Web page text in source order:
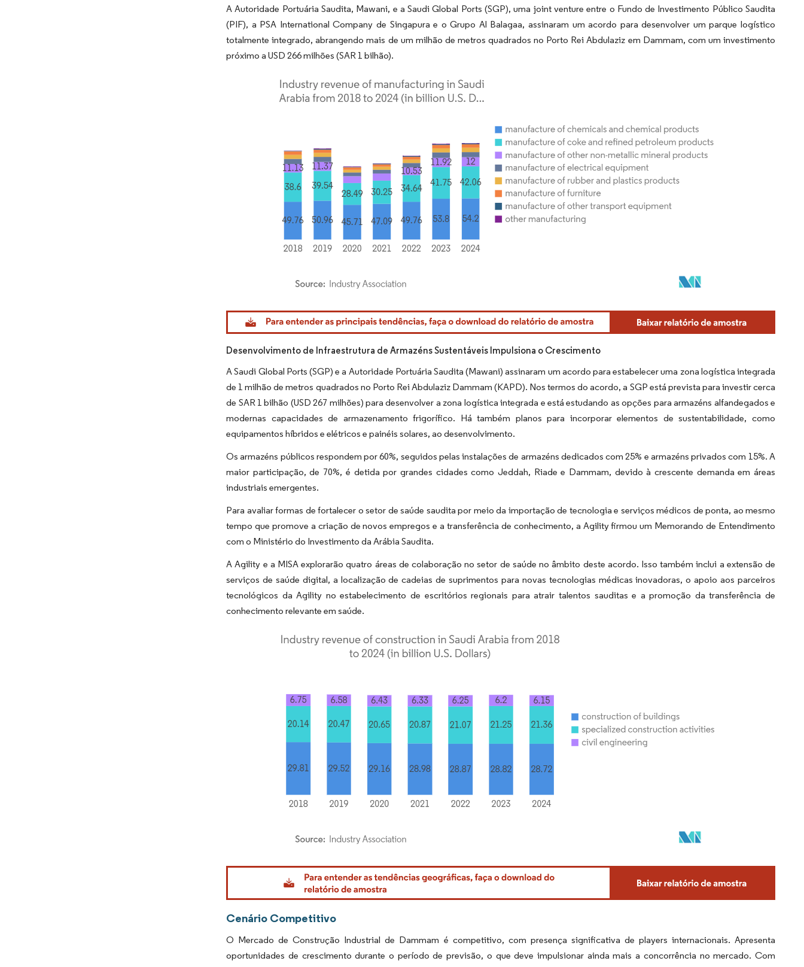
A Autoridade Portuária Saudita, Mawani, e a Saudi Global Ports (SGP), uma joint venture entre o Fundo de Investimento Público Saudita
(PIF), a PSA International Company de Singapura e o Grupo Al Balagaa, assinaram um acordo para desenvolver um parque logístico
totalmente integrado, abrangendo mais de um milhão de metros quadrados no Porto Rei Abdulaziz em Dammam, com um investimento
próximo a USD 266 milhões (SAR 1 bilhão).
Imagem © Mordor Intelligence. O reuso requer atribuição conforme CC BY 4.0.
Desenvolvimento de Infraestrutura de Armazéns Sustentáveis Impulsiona o Crescimento
A Saudi Global Ports (SGP) e a Autoridade Portuária Saudita (Mawani) assinaram um acordo para estabelecer uma zona logística integrada
de 1 milhão de metros quadrados no Porto Rei Abdulaziz Dammam (KAPD). Nos termos do acordo, a SGP está prevista para investir cerca
de SAR 1 bilhão (USD 267 milhões) para desenvolver a zona logística integrada e está estudando as opções para armazéns alfandegados e
modernas capacidades de armazenamento frigorífico. Há também planos para incorporar elementos de sustentabilidade, como
equipamentos híbridos e elétricos e painéis solares, ao desenvolvimento.
Os armazéns públicos respondem por 60%, seguidos pelas instalações de armazéns dedicados com 25% e armazéns privados com 15%. A
maior participação, de 70%, é detida por grandes cidades como Jeddah, Riade e Dammam, devido à crescente demanda em áreas
industriais emergentes.
Para avaliar formas de fortalecer o setor de saúde saudita por meio da importação de tecnologia e serviços médicos de ponta, ao mesmo
tempo que promove a criação de novos empregos e a transferência de conhecimento, a Agility firmou um Memorando de Entendimento
com o Ministério do Investimento da Arábia Saudita.
A Agility e a MISA explorarão quatro áreas de colaboração no setor de saúde no âmbito deste acordo. Isso também inclui a extensão de
serviços de saúde digital, a localização de cadeias de suprimentos para novas tecnologias médicas inovadoras, o apoio aos parceiros
tecnológicos da Agility no estabelecimento de escritórios regionais para atrair talentos sauditas e a promoção da transferência de
conhecimento relevante em saúde.
Imagem © Mordor Intelligence. O reuso requer atribuição conforme CC BY 4.0.
Cenário Competitivo
O Mercado de Construção Industrial de Dammam é competitivo, com presença significativa de players internacionais. Apresenta
oportunidades de crescimento durante o período de previsão, o que deve impulsionar ainda mais a concorrência no mercado. Com